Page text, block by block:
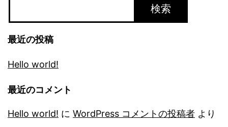
検索
最近の投稿
Hello world!
最近のコメント
Hello world! に WordPress コメントの投稿者 より